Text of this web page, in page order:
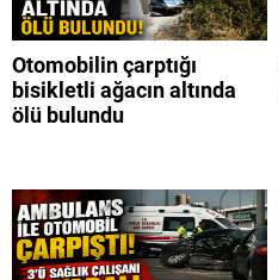
Otomobilin çarptığı
bisikletli ağacın altında
ölü bulundu